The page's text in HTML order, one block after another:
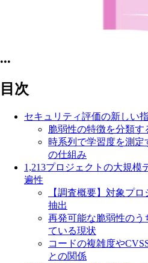
•••
目次
セキュリティ評価の新しい
脆弱性の特徴を分類す
時系列で学習度を測定
の仕組み
1,213プロジェクトの大規模
遍性
【調査概要】対象プ
抽出
再発可能な脆弱性のう
ている現状
コードの複雑度や
との関係